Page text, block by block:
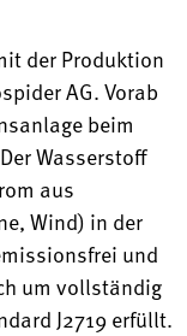
der Produktion
AG. Vorab
beim
Wasserstoff
aus
Wind) in der
und
um vollständig
J2719 erfüllt.